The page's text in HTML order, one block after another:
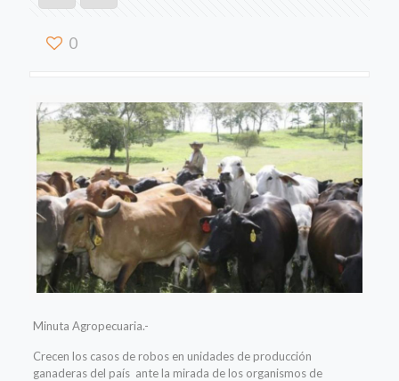
0
Minuta Agropecuaria.-
Crecen los casos de robos en unidades de producción
ganaderas del país ante la mirada de los organismos de